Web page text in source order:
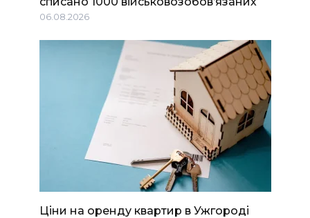
06.08.2026
Ціни на оренду квартир в Ужгороді